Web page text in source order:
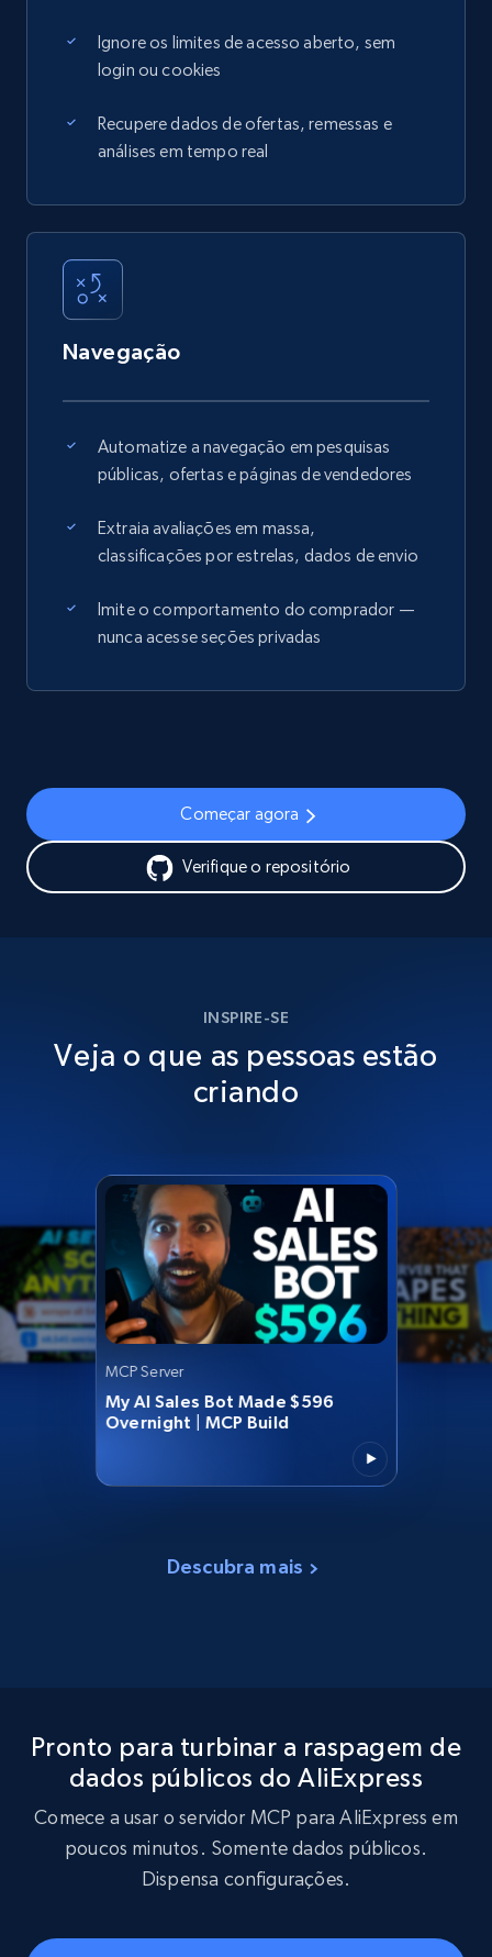
Ignore os limites de acesso aberto, sem
login ou cookies
Recupere dados de ofertas, remessas e
análises em tempo real
Navegação
Automatize a navegação em pesquisas
públicas, ofertas e páginas de vendedores
Extraia avaliações em massa,
classificações por estrelas, dados de envio
Imite o comportamento do comprador —
nunca acesse seções privadas
Começar agora
Verifique o repositório
INSPIRE-SE
Veja o que as pessoas estão
criando
MCP Server
My AI Sales Bot Made $596
Overnight | MCP Build
Descubra mais
Pronto para turbinar a raspagem de
dados públicos do AliExpress
Comece a usar o servidor MCP para AliExpress em
poucos minutos. Somente dados públicos.
Dispensa configurações.